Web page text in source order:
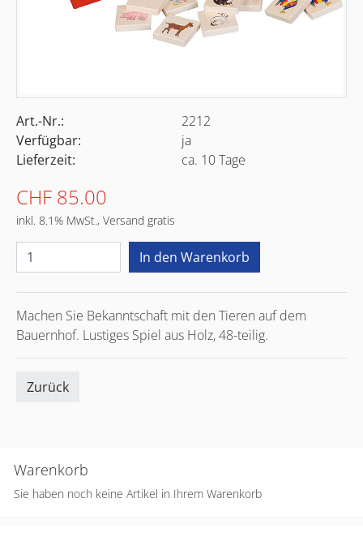
Warenkorb
Sie haben noch keine Artikel in Ihrem Warenkorb
Art.-Nr.:
2212
Verfügbar:
ja
Lieferzeit:
ca. 10 Tage
CHF 85.00
inkl. 8.1% MwSt., Versand gratis
Machen Sie Bekanntschaft mit den Tieren auf dem
Bauernhof. Lustiges Spiel aus Holz, 48-teilig.
Zurück